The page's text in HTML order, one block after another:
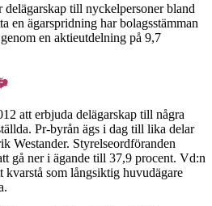
delägarskap till nyckelpersoner bland
en ägarspridning har bolagsstämman
en aktieutdelning på 9,7
att erbjuda delägarskap till några
Pr-byrån ägs i dag till lika delar
Westander. Styrelseordföranden
gå ner i ägande till 37,9 procent. Vd:n
kvarstå som långsiktig huvudägare